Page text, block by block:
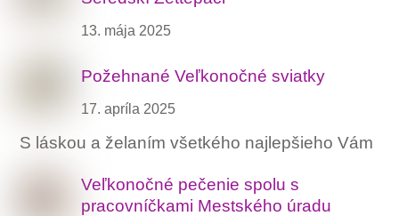
13. mája 2025
Požehnané Veľkonočné sviatky
17. apríla 2025
S láskou a želaním všetkého najlepšieho Vám
Veľkonočné pečenie spolu s
pracovníčkami Mestského úradu